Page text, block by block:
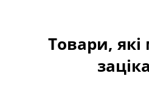
Товари,